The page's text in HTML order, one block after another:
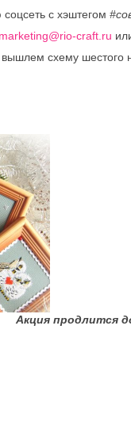
с хэштегом
marketing@rio-craft.ru
схему шестого
Акция продлится